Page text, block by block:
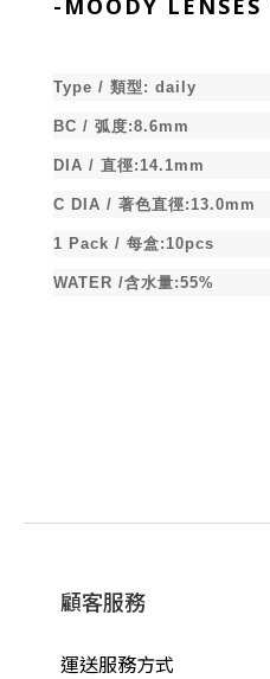
- MOODY
Type / 類型 : daily
BC / 弧度:8.6mm
DIA / 直徑:14.1mm
C DIA / 著色直徑:13.0mm
1 Pack / 每盒:10pcs
WATER /含水量:55%
顧客服務
運送服務方式